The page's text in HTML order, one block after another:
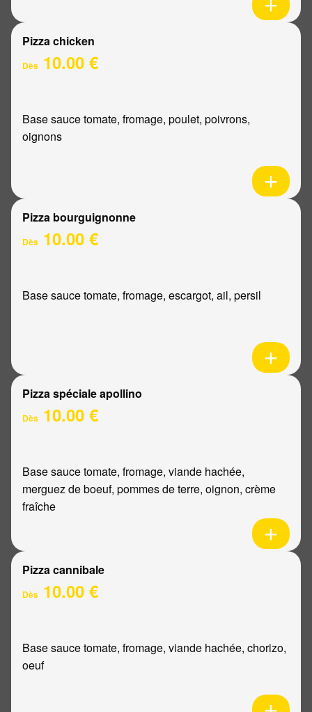
Pizza chicken
Dès 10.00 €
Base sauce tomate, fromage, poulet, poivrons,
oignons
Pizza bourguignonne
Dès 10.00 €
Base sauce tomate, fromage, escargot, ail, persil
Pizza spéciale apollino
Dès 10.00 €
Base sauce tomate, fromage, viande hachée,
merguez de boeuf, pommes de terre, oignon, crème
fraîche
Pizza cannibale
Dès 10.00 €
Base sauce tomate, fromage, viande hachée, chorizo,
oeuf